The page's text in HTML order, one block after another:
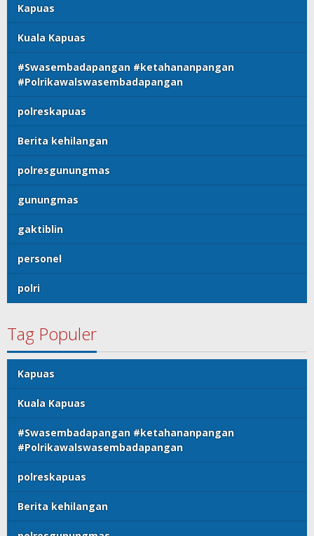
Kapuas
Kuala Kapuas
#Swasembadapangan #ketahananpangan
#Polrikawalswasembadapangan
polreskapuas
Berita kehilangan
polresgunungmas
gunungmas
gaktiblin
personel
polri
Tag Populer
Kapuas
Kuala Kapuas
#Swasembadapangan #ketahananpangan
#Polrikawalswasembadapangan
polreskapuas
Berita kehilangan